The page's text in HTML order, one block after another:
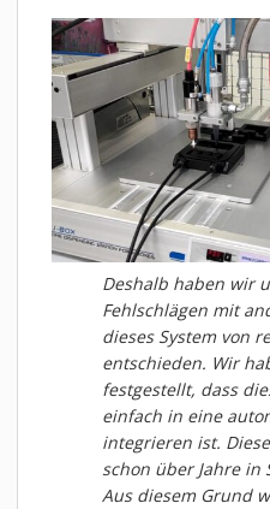
Deshalb haben wir
Fehlschlägen mit
dieses System von
entschieden. Wir
festgestellt, dass
einfach in eine
integrieren ist.
schon über Jahre in
Aus diesem Grund